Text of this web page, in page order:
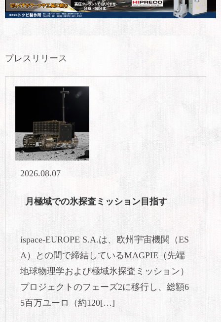
プレスリリース
2026.08.07
月極域での氷探査ミッション目指す
ispace-EUROPE S.A.は、欧州宇宙機関（ES
A）との間で締結しているMAGPIE（先端
地球物理学および極域氷探査ミッション）
プロジェクトのフェーズ2に移行し、総額6
5百万ユーロ（約120[…]